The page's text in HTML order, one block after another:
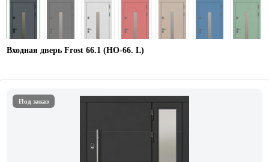
Входная дверь Frost 66.1 (НО-66. L)
Под заказ